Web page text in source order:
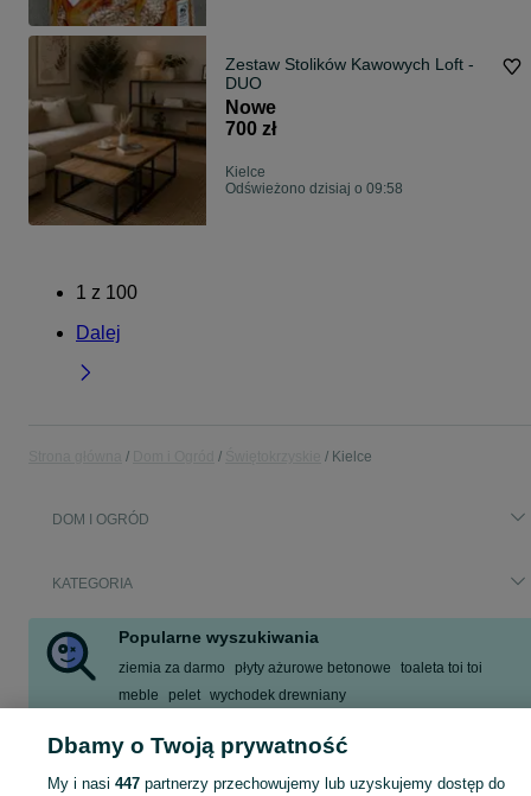
Zestaw Stolików Kawowych Loft -
DUO
Nowe
700 zł
Kielce
Odświeżono dzisiaj o 09:58
1 z 100
Dalej
Kielce
DOM I OGRÓD
KATEGORIA
Popularne wyszukiwania
ziemia za darmo płyty ażurowe betonowe
toaleta toi toi
meble
pelet wychodek drewniany
Zobacz Więcej
Dbamy o Twoją prywatność
My i nasi 447partnerzy przechowujemy lub uzyskujemy dostęp do